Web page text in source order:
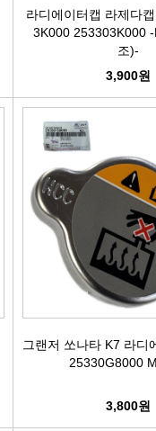
에어컨필터[헤파필터]
에어컨필터[SKY]
에어컨필터[카비스]
라디에이터캡 라제다
3K000 253303K000
조)-
3,900원
그랜저 쏘나타 K7 라디
25330G8000
3,800원